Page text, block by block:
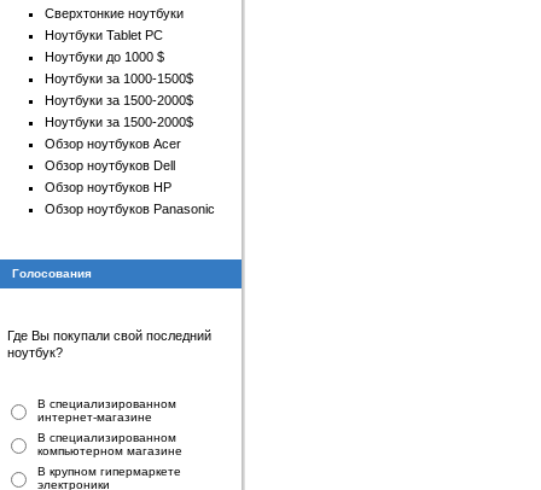
Сверхтонкие ноутбуки
Ноутбуки Tablet PC
Ноутбуки до 1000 $
Ноутбуки за 1000-1500$
Ноутбуки за 1500-2000$
Ноутбуки за 1500-2000$
Обзор ноутбуков Acer
Обзор ноутбуков Dell
Обзор ноутбуков HP
Обзор ноутбуков Panasonic
Голосования
Где Вы покупали свой последний
ноутбук?
В специализированном
интернет-магазине
В специализированном
компьютерном магазине
В крупном гипермаркете
электроники